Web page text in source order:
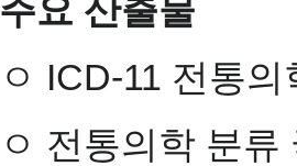
주요 산출물
ㅇ ICD-11 전통
ㅇ 전통의학 분